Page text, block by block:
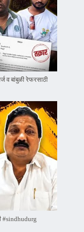
व बांबुळी रेफरसाठी
#sindhudurg